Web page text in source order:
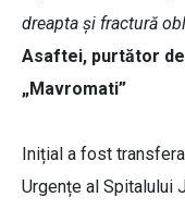
dreapta și fractură
Asaftei, purtător
„Mavromati”
Inițial a fost
Urgențe al Spitalului